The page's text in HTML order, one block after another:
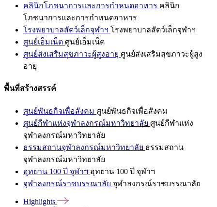
คลินิกโภชนาการและการกำหนดอาหาร คลินิก
โภชนาการและการกำหนดอาหาร
โรงพยาบาลสัตว์เล็กจุฬาฯ โรงพยาบาลสัตว์เล็กจุฬาฯ
ศูนย์เอ็มเน็ต ศูนย์เอ็มเน็ต
ศูนย์ส่งเสริมสุขภาวะผู้สูงอายุ ศูนย์ส่งเสริมสุขภาวะผู้สูง
อายุ
พื้นที่สร้างสรรค์
ศูนย์พันธกิจเพื่อสังคม ศูนย์พันธกิจเพื่อสังคม
ศูนย์กีฬาแห่งจุฬาลงกรณ์มหาวิทยาลัย ศูนย์กีฬาแห่ง
จุฬาลงกรณ์มหาวิทยาลัย
ธรรมสถานจุฬาลงกรณ์มหาวิทยาลัย ธรรมสถาน
จุฬาลงกรณ์มหาวิทยาลัย
อุทยาน 100 ปี จุฬาฯ อุทยาน 100 ปี จุฬาฯ
จุฬาลงกรณ์ราชบรรณาลัย จุฬาลงกรณ์ราชบรรณาลัย
Highlights